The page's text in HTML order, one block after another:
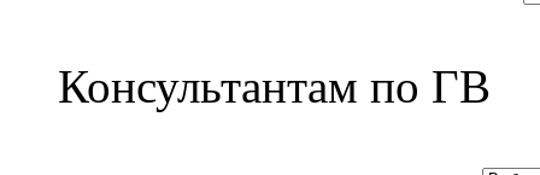
Консультантам по ГВ